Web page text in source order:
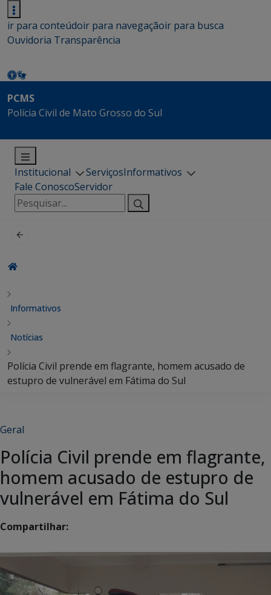
ir para conteúdoir para navegaçãoir para busca
Ouvidoria Transparência
PCMS
Polícia Civil de Mato Grosso do Sul
Institucional ServiçosInformativos
Fale ConoscoServidor
Pesquisar
por:
Informativos
Notícias
Polícia Civil prende em flagrante, homem acusado de
estupro de vulnerável em Fátima do Sul
Geral
Polícia Civil prende em flagrante,
homem acusado de estupro de
vulnerável em Fátima do Sul
Compartilhar: